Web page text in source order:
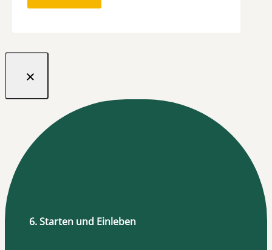
6. Starten und Einleben